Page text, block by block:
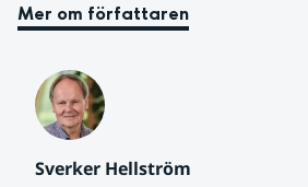
Mer om författaren
Sverker Hellström